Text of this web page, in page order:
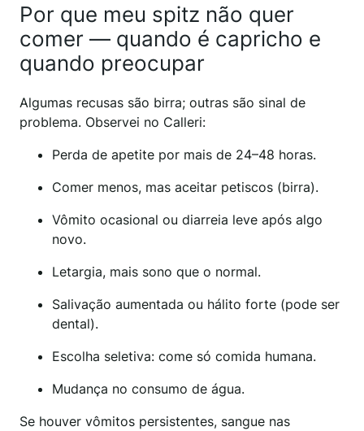
Por que meu spitz não quer
comer — quando é capricho e
quando preocupar
Algumas recusas são birra; outras são sinal de
problema. Observei no Calleri:
Perda de apetite por mais de 24–48 horas.
Comer menos, mas aceitar petiscos (birra).
Vômito ocasional ou diarreia leve após algo
novo.
Letargia, mais sono que o normal.
Salivação aumentada ou hálito forte (pode ser
dental).
Escolha seletiva: come só comida humana.
Mudança no consumo de água.
Se houver vômitos persistentes, sangue nas